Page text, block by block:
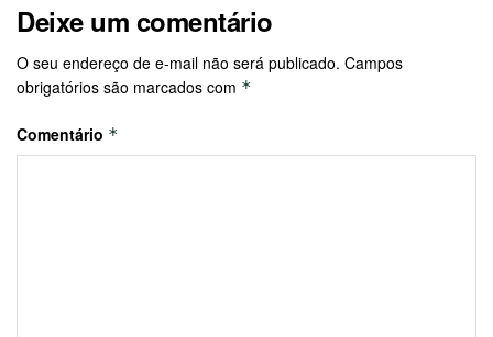
Deixe um comentário
O seu endereço de e-mail não será publicado. Campos
obrigatórios são marcados com *
Comentário *